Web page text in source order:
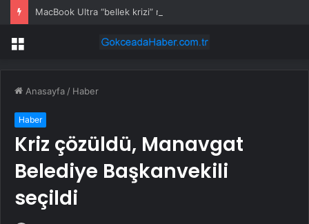
MacBook Ultra “bellek krizi” nedeniyle bu yıl gelmeyebilir
Menü
Anasayfa / Haber
Haber
Kriz çözüldü, Manavgat
Belediye Başkanvekili
seçildi